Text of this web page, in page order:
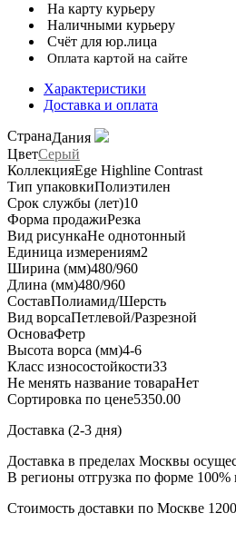
На карту курьеру
Наличными курьеру
Счёт для юр.лица
Оплата картой на сайте
Характеристики
Доставка и оплата
СтранаДания
ЦветСерый
КоллекцияEge Highline Contrast
Тип упаковкиПолиэтилен
Срок службы (лет)10
Форма продажиРезка
Вид рисункаНе однотонный
Единица измерениям2
Ширина (мм)480/960
Длина (мм)480/960
СоставПолиамид/Шерсть
Вид ворсаПетлевой/Разрезной
ОсноваФетр
Высота ворса (мм)4-6
Класс износостойкости33
Не менять название товараНет
Сортировка по цене5350.00
Доставка (2-3 дня)
Доставка в пределах Москвы
В регионы отгрузка по форме
Стоимость доставки по Москве